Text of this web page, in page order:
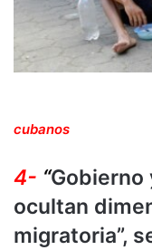
cubanos
4- “Gobierno
ocultan
migratoria”,